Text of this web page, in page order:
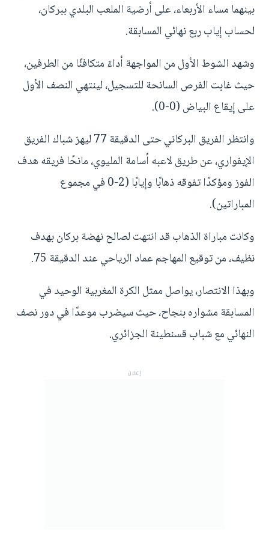
بينهما مساء الأربعاء، على أرضية الملعب البلدي ببركان،
لحساب إياب ربع نهائي المسابقة.
وشهد الشوط الأول من المواجهة أداءً متكافئًا من الطرفين،
حيث غابت الفرص السانحة للتسجيل، لينتهي النصف الأول
على إيقاع البياض (0-0).
وانتظر الفريق البركاني حتى الدقيقة 77 ليهز شباك الفريق
الإيفواري، عن طريق لاعبه أسامة المليوي، مانحًا فريقه هدف
الفوز ومؤكدًا تفوقه ذهابًا وإيابًا (2-0 في مجموع
المباراتين).
وكانت مباراة الذهاب قد انتهت لصالح نهضة بركان بهدف
نظيف، من توقيع المهاجم عماد الرياحي عند الدقيقة 75.
وبهذا الانتصار، يواصل ممثل الكرة المغربية الوحيد في
المسابقة مشواره بنجاح، حيث سيضرب موعدًا في دور نصف
النهائي مع شباب قسنطينة الجزائري.
إعلان